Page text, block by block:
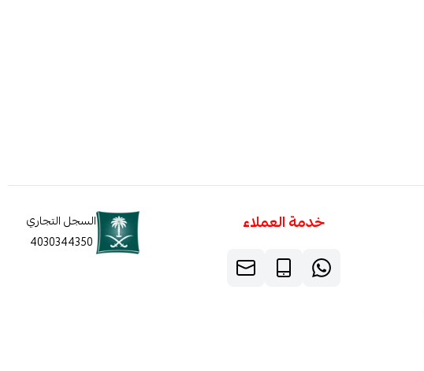
خدمة العملاء
السجل التجاري
4030344350